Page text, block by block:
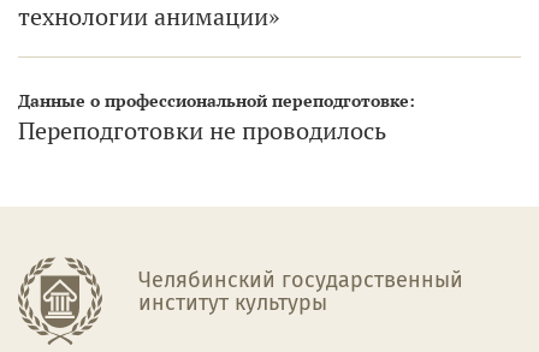
технологии анимации»
Данные о профессиональной переподготовке:
Переподготовки не проводилось
Челябинский государственный
институт культуры